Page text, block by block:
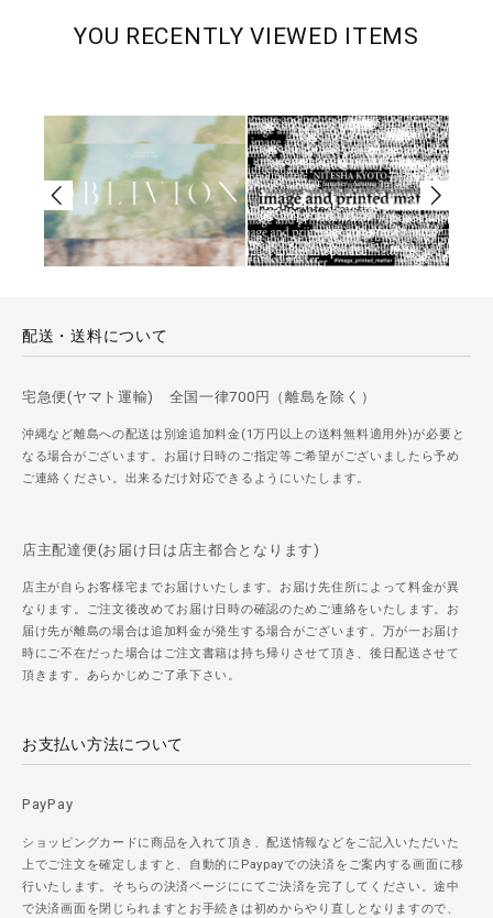
YOU RECENTLY VIEWED ITEMS
配送・送料について
宅急便(ヤマト運輸) 全国一律700円（離島を除く）
沖縄など離島への配送は別途追加料金(1万円以上の送料無料適用外)が必要と
なる場合がございます。お届け日時のご指定等ご希望がございましたら予め
ご連絡ください。出来るだけ対応できるようにいたします。
店主配達便(お届け日は店主都合となります)
店主が自らお客様宅までお届けいたします。お届け先住所によって料金が異
なります。ご注文後改めてお届け日時の確認のためご連絡をいたします。お
届け先が離島の場合は追加料金が発生する場合がございます。万が一お届け
時にご不在だった場合はご注文書籍は持ち帰りさせて頂き、後日配送させて
頂きます。あらかじめご了承下さい。
お支払い方法について
PayPay
ショッピングカードに商品を入れて頂き、配送情報などをご記入いただいた
上でご注文を確定しますと、自動的にPaypayでの決済をご案内する画面に移
行いたします。そちらの決済ページににてご決済を完了してください。途中
で決済画面を閉じられますとお手続きは初めからやり直しとなりますので、